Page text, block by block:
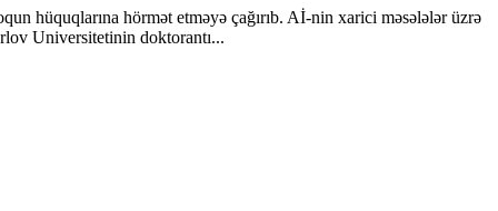
hüquqlarına hörmət etməyə çağırıb. Aİ-nin xarici məsələlər üzrə
Universitetinin doktorantı...